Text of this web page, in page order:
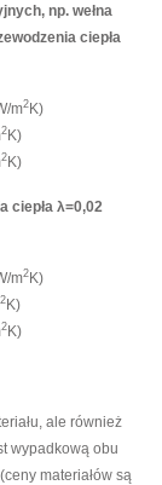
np. wełna
ciepła
m2K)
2K)
2K)
ciepła λ=0,02
m2K)
2K)
2K)
ale również
wypadkową obu
materiałów są